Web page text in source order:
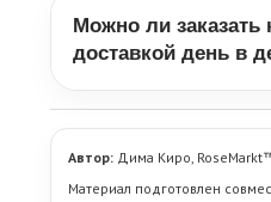
из 25, 51 и 101 розы.
Можно ли
доставкой день в
заранее. Букет собирается
Автор: Дима Киро,
Материал подготовлен